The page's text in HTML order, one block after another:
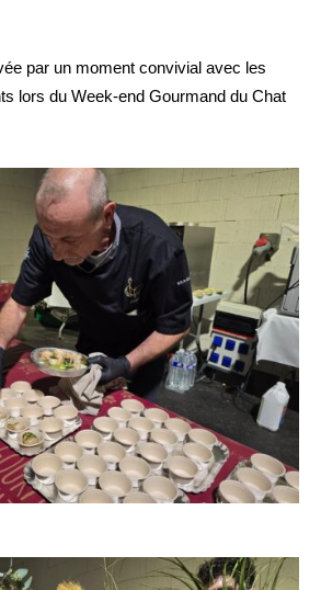
par un moment convivial avec les
lors du Week-end Gourmand du Chat